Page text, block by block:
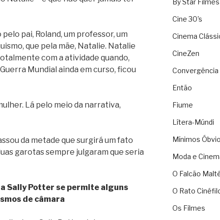
pai, Roland, um professor, um
que pela mãe, Natalie. Natalie
com a atividade quando,
Mundial ainda em curso, ficou
Lá pelo meio da narrativa,
da metade que surgirá um fato
garotas sempre julgaram que seria
Sally Potter se permite alguns
de câmara
By Star Filmes
Cine 30's
Cinema
CineZen
Convergência
Então
Fiume
Lítera-Múndi
Mínimos
Moda e
O Falcão
O Rato
Os Filmes